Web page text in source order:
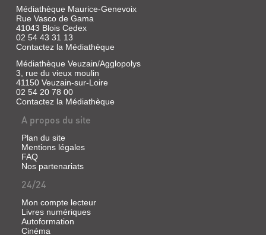
DEVIS
D'ADJUDICATION
DU
PONT
BLOIS.
NON
Livre
|
Chrétien,
Manolo
|
Éditions
Privat,
2007
Disposant
d'un
architectural
historique
important,
Blois
offre
paysage
harmonieux
chaque
saison,
restitué
Sutton,
1997.
(Mémoire
en
VISAGES
DE
BLOIS
Livre
Bugier,
Jacques
Médiathèque Maurice-Genevoix
Rue Vasco de Gama
41043 Blois Cedex
02 54 43 31 13
Contactez la Médiathèque
Médiathèque Veuzain/Agglopolys
3, rue du vieux moulin
41150 Veuzain-sur-Loire
02 54 20 78 00
Contactez la Médiathèque
A propos du site
Plan du site
Mentions légales
FAQ
Nos partenariats
24/24
Mon compte lecteur
Livres numériques
Autoformation
Cinéma